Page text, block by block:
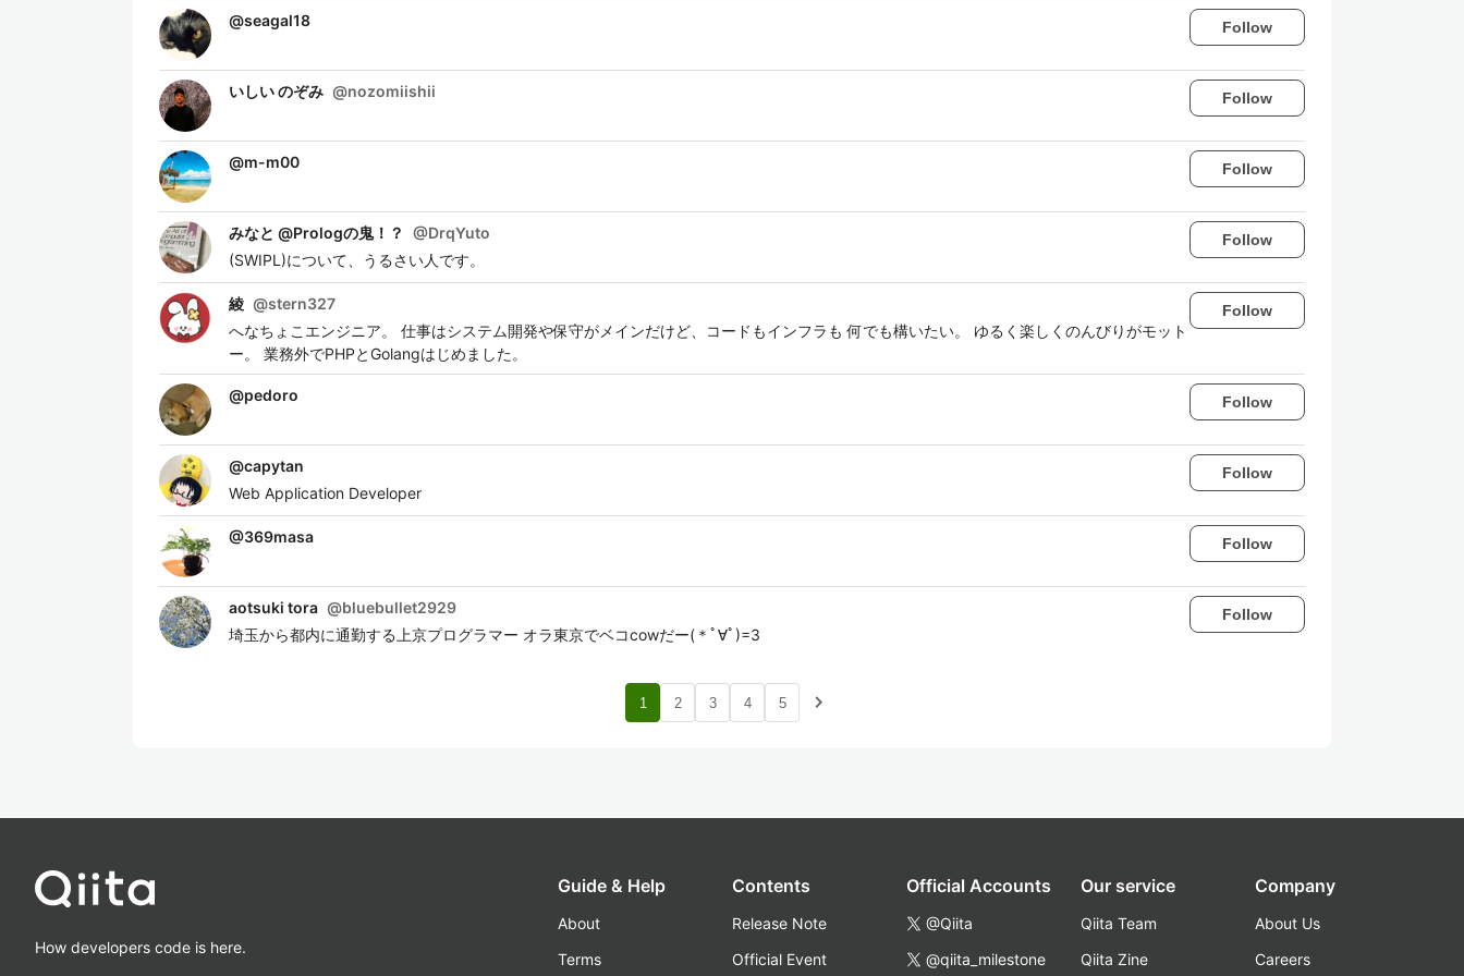
@seagal18 Follow
いしい のぞみ @nozomiishii Follow
@m-m00 Follow
みなと @Prologの鬼！？ @DrqYuto
(SWIPL)について、うるさい人です。
Follow
綾 @stern327
へなちょこエンジニア。 仕事はシステム開発や保守がメインだけど、コードもインフラも 何でも構いたい。 ゆるく楽しくのんびりがモット
ー。 業務外でPHPとGolangはじめました。
Follow
@pedoro Follow
@capytan
Web Application Developer
Follow
@369masa Follow
aotsuki tora @bluebullet2929
埼玉から都内に通勤する上京プログラマー オラ東京でベコcowだー(＊ﾟ∀ﾟ)=3
Follow
1 2 3 4 5 navigate_next
How developers code is here.
Guide & Help
About
Terms
Contents
Release Note
Official Event
Official Accounts
@Qiita
@qiita_milestone
Our service
Qiita Team
Qiita Zine
Company
About Us
Careers